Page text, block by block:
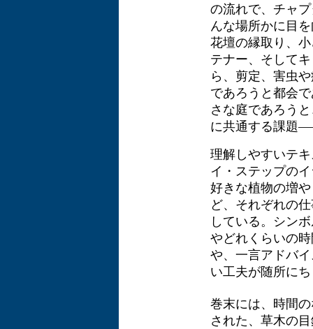
の流れで、チャ
んな場所かに目
花壇の縁取り、
テナー、そして
ら、剪定、害虫
であろうと都会
さな庭であろう
に共通する課題
理解しやすいテ
イ・ステップの
好きな植物の増
ど、それぞれの
している。シン
やどれくらいの
や、一言アドバ
い工夫が随所に
巻末には、時間
された、草木の